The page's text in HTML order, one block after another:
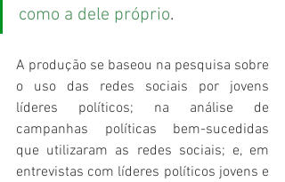
como a dele próprio.
A produção se baseou na pesquisa sobre
o uso das redes sociais por jovens
líderes políticos; na análise de
campanhas políticas bem-sucedidas
que utilizaram as redes sociais; e, em
entrevistas com líderes políticos jovens e